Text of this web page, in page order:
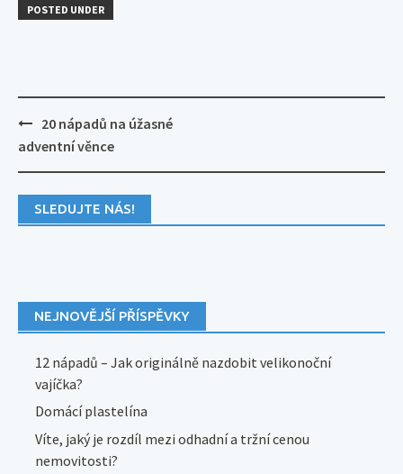
POSTED UNDER
Post
navigation
20 nápadů na úžasné
adventní věnce
SLEDUJTE NÁS!
NEJNOVĚJŠÍ PŘÍSPĚVKY
12 nápadů – Jak originálně nazdobit velikonoční
vajíčka?
Domácí plastelína
Víte, jaký je rozdíl mezi odhadní a tržní cenou
nemovitosti?